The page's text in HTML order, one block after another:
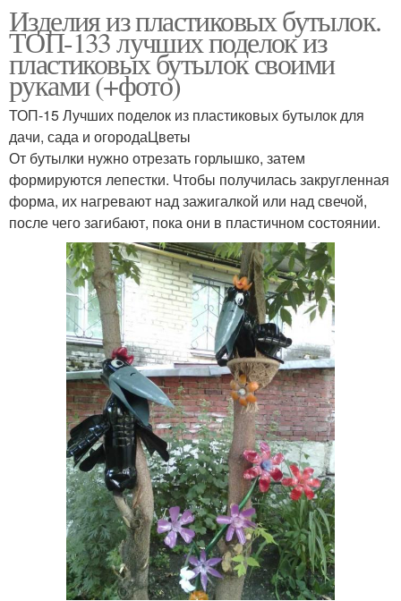
Изделия из пластиковых бутылок.
ТОП-133 лучших поделок из
пластиковых бутылок своими
руками (+фото)
ТОП-15 Лучших поделок из пластиковых бутылок для
дачи, сада и огородаЦветы
От бутылки нужно отрезать горлышко, затем
формируются лепестки. Чтобы получилась закругленная
форма, их нагревают над зажигалкой или над свечой,
после чего загибают, пока они в пластичном состоянии.